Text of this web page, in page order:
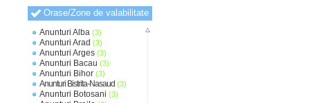
Orase/Zone de valabilitate
Anunturi Alba (3)
Anunturi Arad (3)
Anunturi Arges (3)
Anunturi Bacau (3)
Anunturi Bihor (3)
Anunturi Bistrita-Nasaud (3)
Anunturi Botosani (3)